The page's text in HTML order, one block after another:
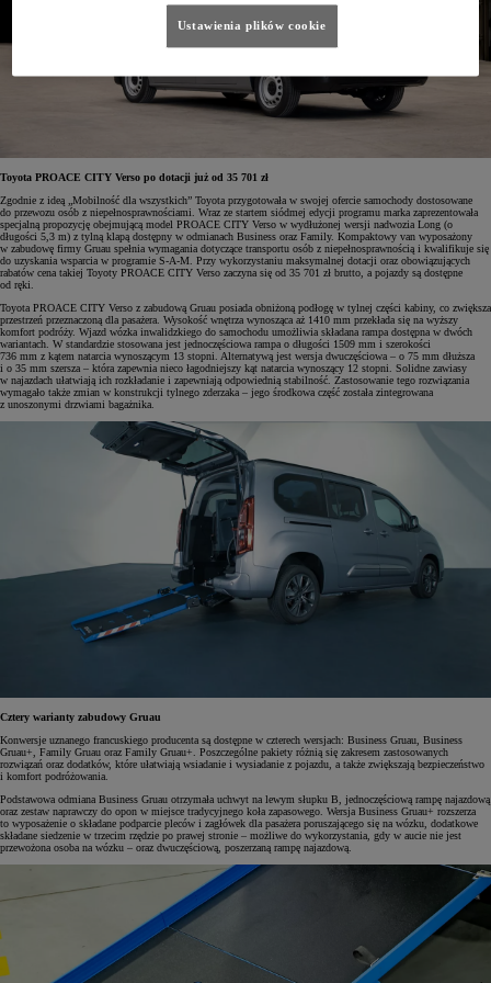
Toyota PROACE CITY Verso po dotacji już od 35 701 zł
Zgodnie z ideą „Mobilność dla wszystkich” Toyota przygotowała w swojej ofercie samochody dostosowane
do przewozu osób z niepełnosprawnościami. Wraz ze startem siódmej edycji programu marka zaprezentowała
specjalną propozycję obejmującą model PROACE CITY Verso w wydłużonej wersji nadwozia Long (o
długości 5,3 m) z tylną klapą dostępny w odmianach Business oraz Family. Kompaktowy van wyposażony
w zabudowę firmy Gruau spełnia wymagania dotyczące transportu osób z niepełnosprawnością i kwalifikuje się
do uzyskania wsparcia w programie S-A-M. Przy wykorzystaniu maksymalnej dotacji oraz obowiązujących
rabatów cena takiej Toyoty PROACE CITY Verso zaczyna się od 35 701 zł brutto, a pojazdy są dostępne
od ręki.
Toyota PROACE CITY Verso z zabudową Gruau posiada obniżoną podłogę w tylnej części kabiny, co zwiększa
przestrzeń przeznaczoną dla pasażera. Wysokość wnętrza wynosząca aż 1410 mm przekłada się na wyższy
komfort podróży. Wjazd wózka inwalidzkiego do samochodu umożliwia składana rampa dostępna w dwóch
wariantach. W standardzie stosowana jest jednoczęściowa rampa o długości 1509 mm i szerokości
736 mm z kątem natarcia wynoszącym 13 stopni. Alternatywą jest wersja dwuczęściowa – o 75 mm dłuższa
i o 35 mm szersza – która zapewnia nieco łagodniejszy kąt natarcia wynoszący 12 stopni. Solidne zawiasy
w najazdach ułatwiają ich rozkładanie i zapewniają odpowiednią stabilność. Zastosowanie tego rozwiązania
wymagało także zmian w konstrukcji tylnego zderzaka – jego środkowa część została zintegrowana
z unoszonymi drzwiami bagażnika.
Cztery warianty zabudowy Gruau
Konwersje uznanego francuskiego producenta są dostępne w czterech wersjach: Business Gruau, Business
Gruau+, Family Gruau oraz Family Gruau+. Poszczególne pakiety różnią się zakresem zastosowanych
rozwiązań oraz dodatków, które ułatwiają wsiadanie i wysiadanie z pojazdu, a także zwiększają bezpieczeństwo
i komfort podróżowania.
Podstawowa odmiana Business Gruau otrzymała uchwyt na lewym słupku B, jednoczęściową rampę najazdową
oraz zestaw naprawczy do opon w miejsce tradycyjnego koła zapasowego. Wersja Business Gruau+ rozszerza
to wyposażenie o składane podparcie pleców i zagłówek dla pasażera poruszającego się na wózku, dodatkowe
składane siedzenie w trzecim rzędzie po prawej stronie – możliwe do wykorzystania, gdy w aucie nie jest
przewożona osoba na wózku – oraz dwuczęściową, poszerzaną rampę najazdową.
Ustawienia plików cookie